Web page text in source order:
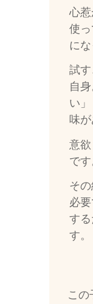
心
使
に
試
自
い
味
意
で
そ
必
す
す。
この